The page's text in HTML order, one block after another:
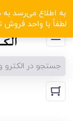
به اطلاع می‌رسد
لطفاً با واحد فروش تماس
الکترو